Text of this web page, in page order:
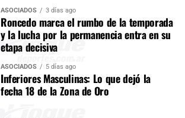
ASOCIADOS 3 días ago
Roncedo marca el rumbo de la temporada
y la lucha por la permanencia entra en su
etapa decisiva
ASOCIADOS 5 días ago
Inferiores Masculinas: Lo que dejó la
fecha 18 de la Zona de Oro